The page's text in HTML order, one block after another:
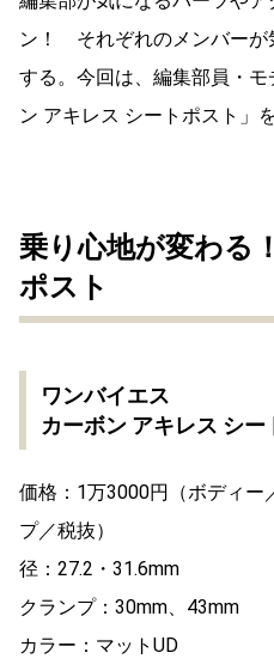
ン！ それぞれのメンバーが
する。今回は、編集部員・
ン アキレス シートポスト」
乗り心地が変わる
ポスト
ワンバイエス
カーボン アキレス シー
価格：1万3000円（ボディー
プ／税抜）
径：27.2・31.6mm
クランプ：30mm、43mm
カラー：マットUD